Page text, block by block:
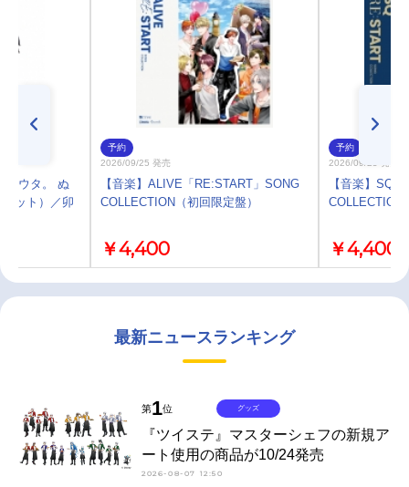
キウタ。 ぬ
ット）／卯
予約
2026/09/25 発売
【音楽】ALIVE「RE:START」SONG
COLLECTION（初回限定盤）
￥4,400
予約
2026/09/25 発売
【音楽】SQ
COLLECTION
￥4,400
最新ニュースランキング
第1位
『ツイステ』マスターシェフの新規ア
ート使用の商品が10/24発売
2026-08-07 12:50
グッズ